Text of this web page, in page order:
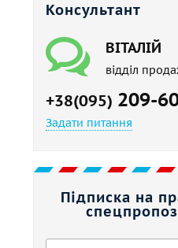
Консультант
ВІТАЛІЙ
відділ
+38(095) 209-
Задати питання
Підписка на